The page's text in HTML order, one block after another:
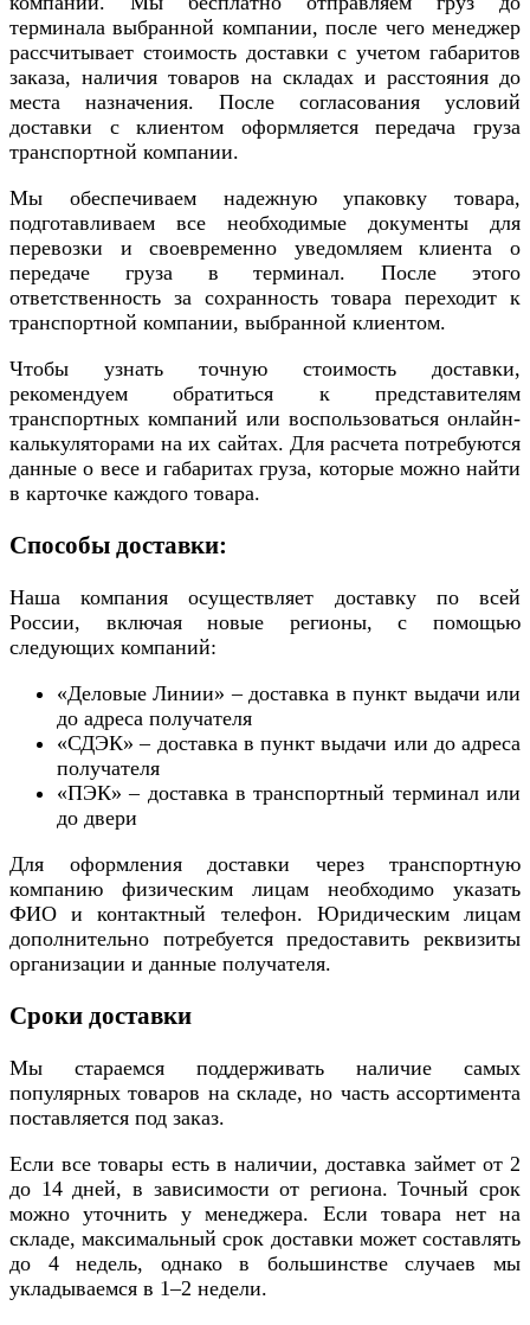
терминала выбранной компании, после чего менеджер
рассчитывает стоимость доставки с учетом габаритов
заказа, наличия товаров на складах и расстояния до
места назначения. После согласования условий
доставки с клиентом оформляется передача груза
транспортной компании.
Мы обеспечиваем надежную упаковку товара,
подготавливаем все необходимые документы для
перевозки и своевременно уведомляем клиента о
передаче груза в терминал. После этого
ответственность за сохранность товара переходит к
транспортной компании, выбранной клиентом.
Чтобы узнать точную стоимость доставки,
рекомендуем обратиться к представителям
транспортных компаний или воспользоваться онлайн-
калькуляторами на их сайтах. Для расчета потребуются
данные о весе и габаритах груза, которые можно найти
в карточке каждого товара.
Способы доставки:
Наша компания осуществляет доставку по всей
России, включая новые регионы, с помощью
следующих компаний:
«Деловые Линии» – доставка в пункт выдачи или
до адреса получателя
«СДЭК» – доставка в пункт выдачи или до адреса
получателя
«ПЭК» – доставка в транспортный терминал или
до двери
Для оформления доставки через транспортную
компанию физическим лицам необходимо указать
ФИО и контактный телефон. Юридическим лицам
дополнительно потребуется предоставить реквизиты
организации и данные получателя.
Сроки доставки
Мы стараемся поддерживать наличие самых
популярных товаров на складе, но часть ассортимента
поставляется под заказ.
Если все товары есть в наличии, доставка займет от 2
до 14 дней, в зависимости от региона. Точный срок
можно уточнить у менеджера. Если товара нет на
складе, максимальный срок доставки может составлять
до 4 недель, однако в большинстве случаев мы
укладываемся в 1–2 недели.